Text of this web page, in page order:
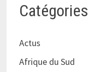
Catégories
Actus
Afrique du Sud